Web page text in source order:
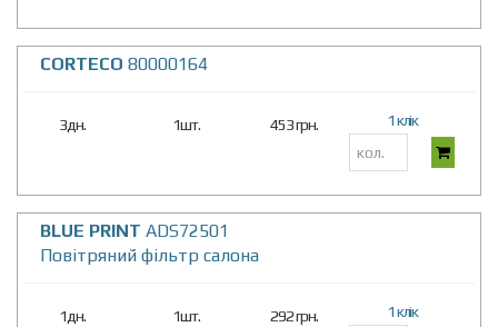
CORTECO 80000164
3дн. 1шт. 453 грн. 1 клік
BLUE PRINT ADS72501
Повітряний фільтр салона
1дн. 1шт. 292 грн. 1 клік